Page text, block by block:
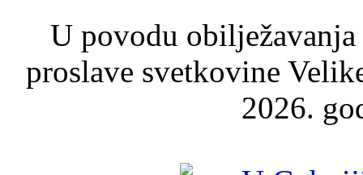
U povodu
proslave svetkovine
2026.